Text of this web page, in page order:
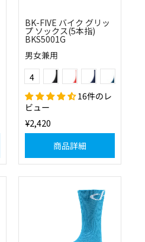
BK-FIVE バイク グリッ
プ ソックス(5本指)
BKS5001G
男女兼用
Color
4
16件のレ
ビュー
¥2,420
商品詳細